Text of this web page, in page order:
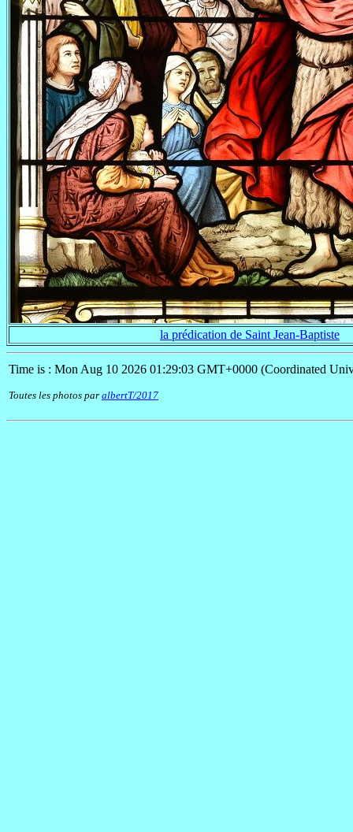
la prédication de Saint Jean-Baptiste
Time is : Mon Aug 10 2026 01:29:03 GMT+0000 (Coordinated
Toutes les photos par albertT/2017